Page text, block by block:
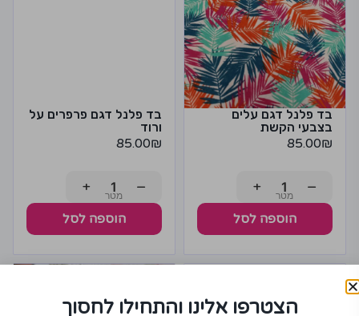
בד פלנל דגם עלים
בצבעי הקשת
85.00₪
−
+
הוספה לסל
בד פלנל דגם פרפרים על
ורוד
85.00₪
−
+
הוספה לסל
הצטרפו אלינו והתחילו לחסוך